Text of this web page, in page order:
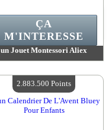
un Jouet Montessori Aliex
Quantité Disponible :4
ÇA
M'INTERESSE
2.883.500 Points